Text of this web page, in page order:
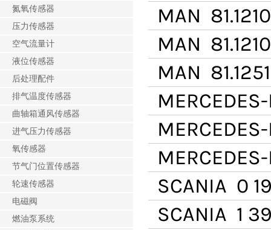
氮氧传感器
压力传感器
空气流量计
液位传感器
后处理配件
排气温度传感器
曲轴箱通风传感器
进气压力传感器
氧传感器
节气门位置传感器
轮速传感器
电磁阀
燃油泵系统
MAN
MAN
MAN
SCANIA 0
SCANIA 1